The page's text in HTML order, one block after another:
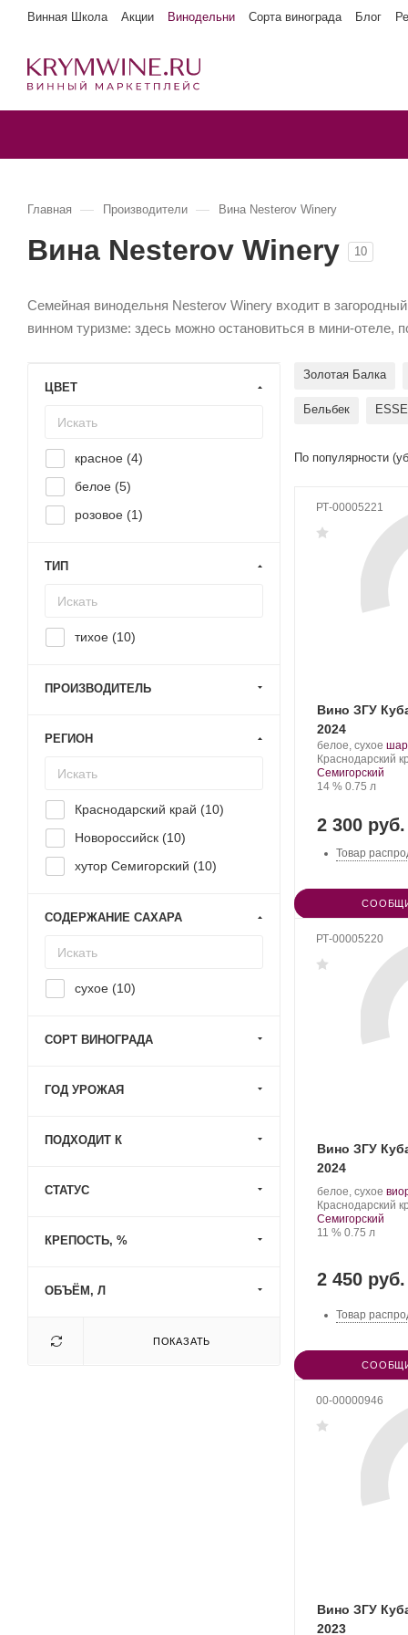
Винная Школа Акции Винодельни Сорта винограда Блог
Главная — Производители — Вина Nesterov Winery
Вина Nesterov Winery 10
Семейная винодельня Nesterov Winery входит в
винном туризме: здесь можно остановиться в мини-отеле,
Золотая Балка
Бельбек ESSE
По популярности
РТ-00005221
Вино ЗГУ
2024
Производитель:
Nesterov
Winery.
белое, сухое .
Регион:
Краснодарский
Семигорский
Крепость
14 %. Объем
0.75 л
2 300 руб.
Товар
РТ-00005220
Вино ЗГУ
2024
Производитель:
Nesterov
Winery.
белое, сухое .
Регион:
Краснодарский
Семигорский
Крепость
11 %. Объем
0.75 л
2 450 руб.
Товар
00-00000946
Вино ЗГУ
2023
ЦВЕТ
красное (4)
белое (5)
розовое (1)
ТИП
тихое (10)
ПРОИЗВОДИТЕЛЬ
РЕГИОН
Краснодарский край (10)
Новороссийск (10)
хутор Семигорский (10)
СОДЕРЖАНИЕ САХАРА
сухое (10)
СОРТ ВИНОГРАДА
ГОД УРОЖАЯ
ПОДХОДИТ К
СТАТУС
КРЕПОСТЬ, %
ОБЪЁМ, Л
ПОКАЗАТЬ